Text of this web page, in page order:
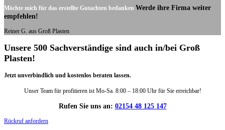
Möchte mich für das erstellte Gutachten bedanken Werde ihre Firma weiter
empfehlen!
Reiner G. aus Groß Plasten
Unsere 500 Sachverständige sind auch in/bei Groß
Plasten!
Jetzt unverbindlich und kostenlos beraten lassen.
Unser Team für profitieren ist Mo-Sa. 8:00 – 18:00 Uhr für Sie erreichbar!
Rufen Sie uns an: 02154 48 125 147
Rückruf anfordern